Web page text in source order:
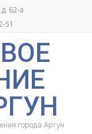
62-а
51
города Аргун